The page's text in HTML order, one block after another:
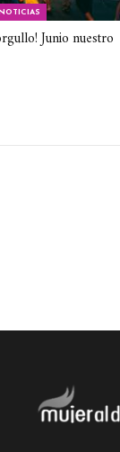
NOTICIAS
Junio nuestro